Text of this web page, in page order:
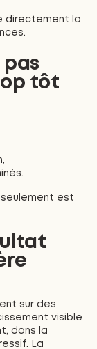
directement la
pas
tôt
seulement est
sur des
visible
dans la
La